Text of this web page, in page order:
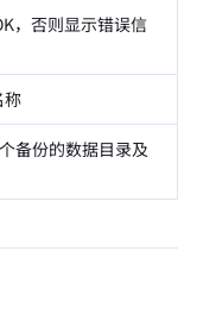
，否则显示错误信
称
备份的数据目录及